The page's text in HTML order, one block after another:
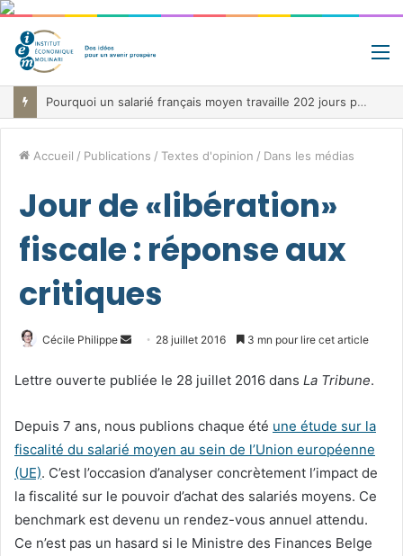
Pourquoi un salarié français moyen travaille 202 jours par an pour financer impôts et cotisations, un record dans toute l’Union européenne
Accueil / Publications / Textes d'opinion / Dans les médias
Jour de «libération»
fiscale : réponse aux
critiques
Cécile Philippe
Envoyer
courriel
28 juillet 2016 3 mn pour lire cet article
Lettre ouverte publiée le 28 juillet 2016 dans La Tribune.
Depuis 7 ans, nous publions chaque été une étude sur la
fiscalité du salarié moyen au sein de l’Union européenne
(UE). C’est l’occasion d’analyser concrètement l’impact de
la fiscalité sur le pouvoir d’achat des salariés moyens. Ce
benchmark est devenu un rendez-vous annuel attendu.
Ce n’est pas un hasard si le Ministre des Finances Belge